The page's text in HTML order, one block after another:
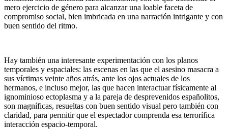
mero ejercicio de género para alcanzar una loable faceta de
compromiso social, bien imbricada en una narración intrigante y con
buen sentido del ritmo.
Hay también una interesante experimentación con los planos
temporales y espaciales: las escenas en las que el asesino masacra a
sus víctimas veinte años atrás, ante los ojos actuales de los
hermanos, e incluso mejor, las que hacen interactuar físicamente al
ignominioso ectoplasma y a la pareja de desprevenidos españolitos,
son magníficas, resueltas con buen sentido visual pero también con
claridad, para permitir que el espectador comprenda esa terrorífica
interacción espacio-temporal.